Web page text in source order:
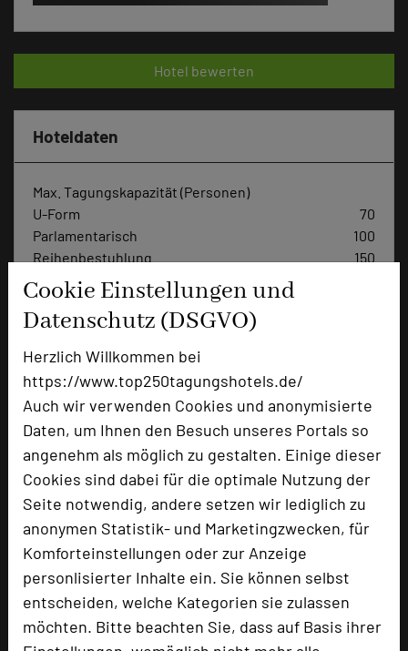
Cookie Einstellungen und
Datenschutz (DSGVO)
Herzlich Willkommen bei
https://www.top250tagungshotels.de/
Auch wir verwenden Cookies und anonymisierte
Daten, um Ihnen den Besuch unseres Portals so
angenehm als möglich zu gestalten. Einige dieser
Cookies sind dabei für die optimale Nutzung der
Seite notwendig, andere setzen wir lediglich zu
anonymen Statistik- und Marketingzwecken, für
Komforteinstellungen oder zur Anzeige
personlisierter Inhalte ein. Sie können selbst
entscheiden, welche Kategorien sie zulassen
möchten. Bitte beachten Sie, dass auf Basis ihrer
Hotel bewerten
Hoteldaten
Max. Tagungskapazität (Personen)
U-Form
70
Parlamentarisch
100
Reihenbestuhlung
150
Tagungsräume
Ausstellungsfläche
Zimmer
Doppelzimmer
Einzelzimmer
Besonders geeignet für
Konferenz, Kreativprozesse
1116 Seiten dieses Hotels wurden in den vergangenen